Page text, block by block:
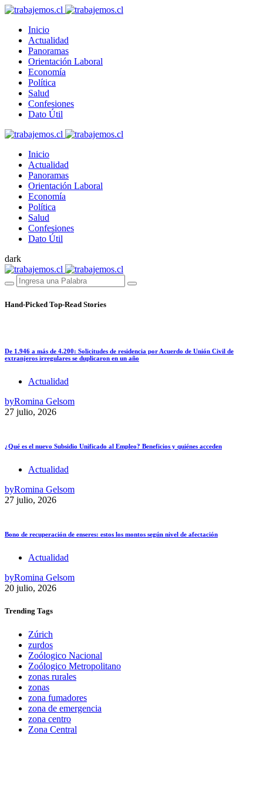
Inicio
Actualidad
Panoramas
Orientación Laboral
Economía
Política
Salud
Confesiones
Dato Útil
Inicio
Actualidad
Panoramas
Orientación Laboral
Economía
Política
Salud
Confesiones
Dato Útil
dark
Hand-Picked Top-Read Stories
De 1.946 a más de 4.200: Solicitudes de residencia por Acuerdo de Unión Civil de
extranjeros irregulares se duplicaron en un año
Actualidad
byRomina Gelsom
27 julio, 2026
¿Qué es el nuevo Subsidio Unificado al Empleo? Beneficios y quiénes acceden
Actualidad
byRomina Gelsom
27 julio, 2026
Bono de recuperación de enseres: estos los montos según nivel de afectación
Actualidad
byRomina Gelsom
20 julio, 2026
Trending Tags
Zúrich
zurdos
Zoólogico Nacional
Zoólogico Metropolitano
zonas rurales
zonas
zona fumadores
zona de emergencia
zona centro
Zona Central